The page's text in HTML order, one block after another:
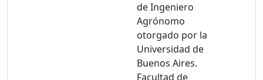
de Ingeniero
Agrónomo
otorgado por la
Universidad de
Buenos Aires.
Facultad de